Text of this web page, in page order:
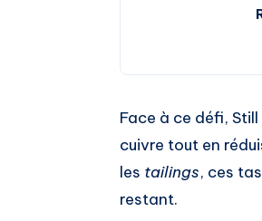
Face à ce défi,
cuivre tout en
les tailings, ces
restant.